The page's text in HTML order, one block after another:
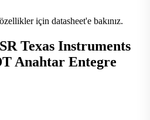
için datasheet'e bakınız.
Texas Instruments
Anahtar Entegre